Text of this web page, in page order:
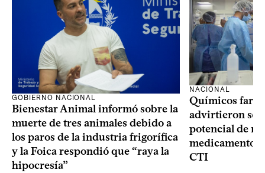
GOBIERNO NACIONAL
Bienestar Animal informó sobre la
muerte de tres animales debido a
los paros de la industria frigorífica
y la Foica respondió que “raya la
hipocresía”
NACIONAL
Químicos
advirtieron
potencial de
medicamentos
CTI